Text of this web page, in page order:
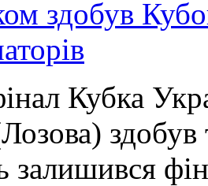
Кубка
залишився